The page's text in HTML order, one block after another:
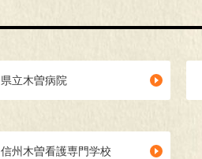
県立木曽病院
信州木曽看護専門学校